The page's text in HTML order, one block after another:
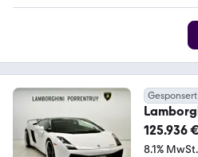
Gesponsert
125.936
8.1% MwSt.